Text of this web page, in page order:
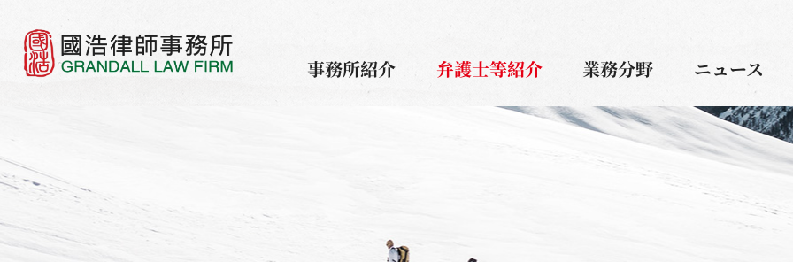
事務所紹介 弁護士等紹介 業務分野 ニュース